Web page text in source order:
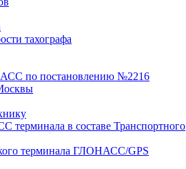
тахографа
по постановлению №2216
терминала в составе Транспортного
терминала ГЛОНАСС/GPS